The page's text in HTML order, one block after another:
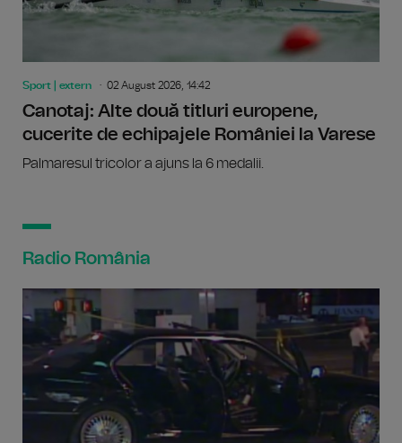
Sport | extern 02 August 2026, 14:42
Canotaj: Alte două titluri europene,
cucerite de echipajele României la Varese
Palmaresul tricolor a ajuns la 6 medalii.
Radio România